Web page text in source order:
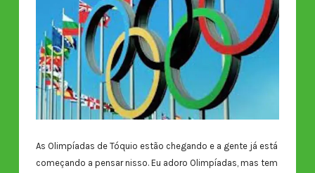
As Olimpíadas de Tóquio estão chegando e a gente já está
começando a pensar nisso. Eu adoro Olimpíadas, mas tem